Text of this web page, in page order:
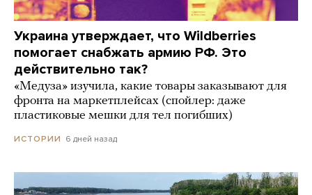
Украина утверждает, что Wildberries
помогает снабжать армию РФ. Это
действительно так?
«Медуза» изучила, какие товары заказывают для
фронта на маркетплейсах (спойлер: даже
пластиковые мешки для тел погибших)
ИСТОРИИ 6 дней назад